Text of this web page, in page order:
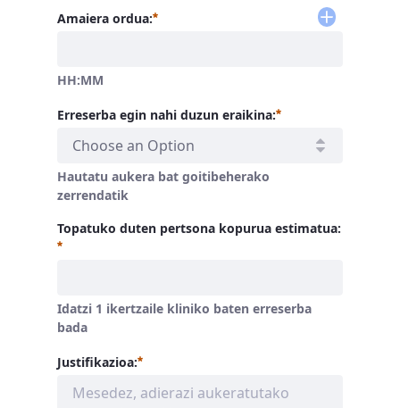
Amaiera ordua: Beharrezkoa
HH:MM
Erreserba egin nahi duzun eraikina: Beharrezkoa
Choose an Option
Hautatu aukera bat goitibeherako
zerrendatik
Topatuko duten pertsona kopurua estimatua:
Beharrezkoa
Idatzi 1 ikertzaile kliniko baten erreserba
bada
Justifikazioa: Beharrezkoa